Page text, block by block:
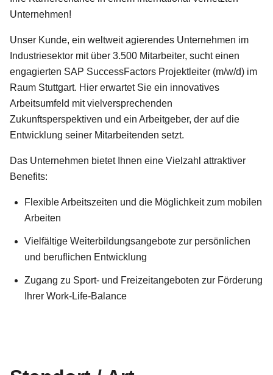
Unternehmen!
Unser Kunde, ein weltweit agierendes Unternehmen im
Industriesektor mit über 3.500 Mitarbeiter, sucht einen
engagierten SAP SuccessFactors Projektleiter (m/w/d) im
Raum Stuttgart. Hier erwartet Sie ein innovatives
Arbeitsumfeld mit vielversprechenden
Zukunftsperspektiven und ein Arbeitgeber, der auf die
Entwicklung seiner Mitarbeitenden setzt.
Das Unternehmen bietet Ihnen eine Vielzahl attraktiver
Benefits:
Flexible Arbeitszeiten und die Möglichkeit zum mobilen
Arbeiten
Vielfältige Weiterbildungsangebote zur persönlichen
und beruflichen Entwicklung
Zugang zu Sport- und Freizeitangeboten zur Förderung
Ihrer Work-Life-Balance